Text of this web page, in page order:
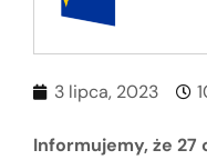
3 lipca, 2023
Informujemy, że 27